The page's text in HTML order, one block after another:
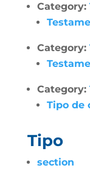
Category:
Category:
Category:
Tipo de
Tipo
section